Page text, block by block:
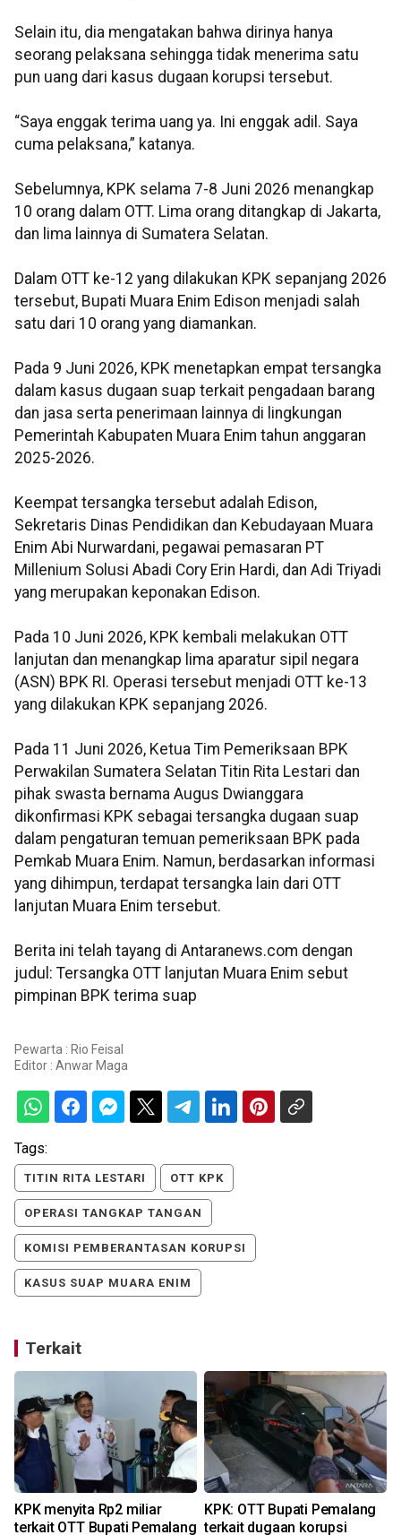
Selain itu, dia mengatakan bahwa dirinya hanya
seorang pelaksana sehingga tidak menerima satu
pun uang dari kasus dugaan korupsi tersebut.
“Saya enggak terima uang ya. Ini enggak adil. Saya
cuma pelaksana,” katanya.
Sebelumnya, KPK selama 7-8 Juni 2026 menangkap
10 orang dalam OTT. Lima orang ditangkap di Jakarta,
dan lima lainnya di Sumatera Selatan.
Dalam OTT ke-12 yang dilakukan KPK sepanjang 2026
tersebut, Bupati Muara Enim Edison menjadi salah
satu dari 10 orang yang diamankan.
Pada 9 Juni 2026, KPK menetapkan empat tersangka
dalam kasus dugaan suap terkait pengadaan barang
dan jasa serta penerimaan lainnya di lingkungan
Pemerintah Kabupaten Muara Enim tahun anggaran
2025-2026.
Keempat tersangka tersebut adalah Edison,
Sekretaris Dinas Pendidikan dan Kebudayaan Muara
Enim Abi Nurwardani, pegawai pemasaran PT
Millenium Solusi Abadi Cory Erin Hardi, dan Adi Triyadi
yang merupakan keponakan Edison.
Pada 10 Juni 2026, KPK kembali melakukan OTT
lanjutan dan menangkap lima aparatur sipil negara
(ASN) BPK RI. Operasi tersebut menjadi OTT ke-13
yang dilakukan KPK sepanjang 2026.
Pada 11 Juni 2026, Ketua Tim Pemeriksaan BPK
Perwakilan Sumatera Selatan Titin Rita Lestari dan
pihak swasta bernama Augus Dwianggara
dikonfirmasi KPK sebagai tersangka dugaan suap
dalam pengaturan temuan pemeriksaan BPK pada
Pemkab Muara Enim. Namun, berdasarkan informasi
yang dihimpun, terdapat tersangka lain dari OTT
lanjutan Muara Enim tersebut.
Berita ini telah tayang di Antaranews.com dengan
judul: Tersangka OTT lanjutan Muara Enim sebut
pimpinan BPK terima suap
Pewarta : Rio Feisal
Editor : Anwar Maga
Tags:
TITIN RITA LESTARI OTT KPK
OPERASI TANGKAP TANGAN
KOMISI PEMBERANTASAN KORUPSI
KASUS SUAP MUARA ENIM
Terkait
KPK menyita Rp2 miliar
terkait OTT Bupati Pemalang
KPK: OTT Bupati Pemalang
terkait dugaan korupsi